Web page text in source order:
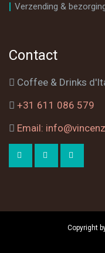
Verzending &
Contact
Coffee & Drinks
+31 611 086 579
Email:
Copyright